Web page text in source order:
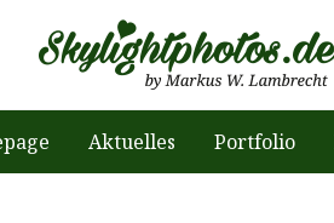
Aktuelles Portfolio